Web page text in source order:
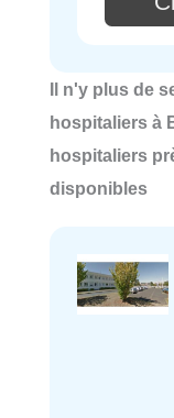
Il n'y plus de
hospitaliers à
hospitaliers
disponibles